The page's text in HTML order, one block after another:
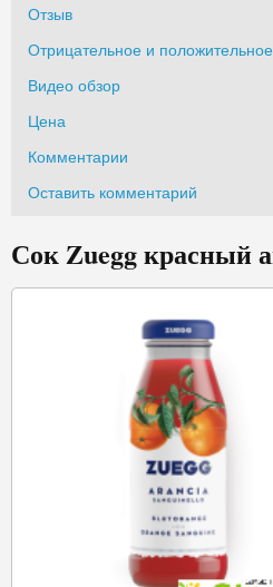
Отзыв
Отрицательное и положительное
Видео обзор
Цена
Комментарии
Оставить комментарий
Сок Zuegg красный